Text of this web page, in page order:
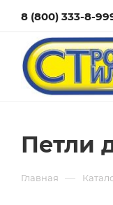
8 (800) 333-8-
Петли
Главная —